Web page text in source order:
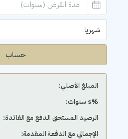
شهريا
حساب
المبلغ الأصلي:
‫%s سنوات:
الرصيد المستحق الدفع مع الفائدة:
الإجمالي مع الدفعة المقدمة: